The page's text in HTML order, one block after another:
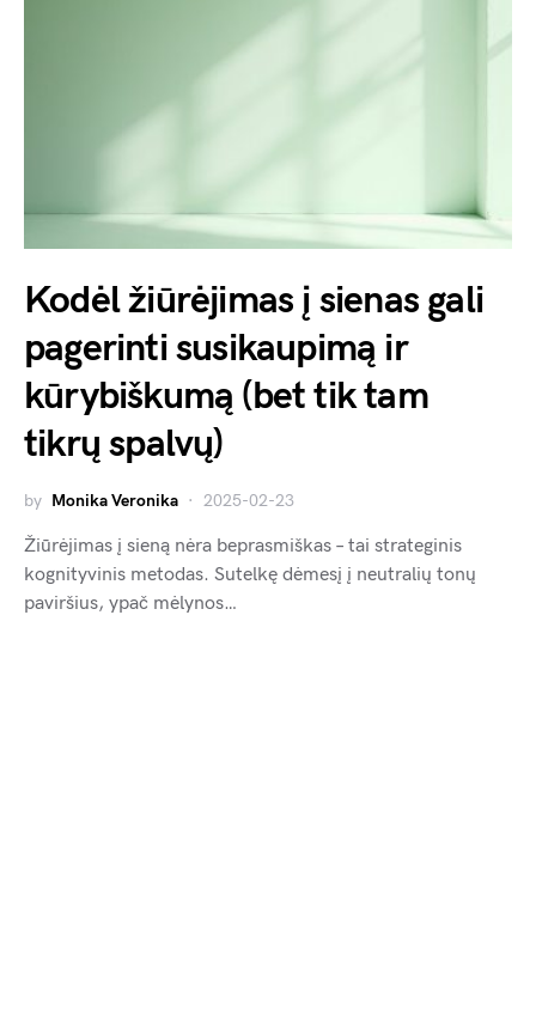
Kodėl žiūrėjimas į sienas gali
pagerinti susikaupimą ir
kūrybiškumą (bet tik tam
tikrų spalvų)
by Monika Veronika 2025-02-23
Žiūrėjimas į sieną nėra beprasmiškas – tai strateginis
kognityvinis metodas. Sutelkę dėmesį į neutralių tonų
paviršius, ypač mėlynos…